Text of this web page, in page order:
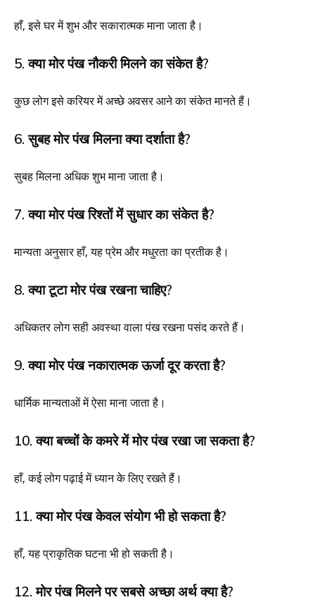
हाँ, इसे घर में शुभ और सकारात्मक माना जाता है।
5. क्या मोर पंख नौकरी मिलने का संकेत है?
कुछ लोग इसे करियर में अच्छे अवसर आने का संकेत मानते हैं।
6. सुबह मोर पंख मिलना क्या दर्शाता है?
सुबह मिलना अधिक शुभ माना जाता है।
7. क्या मोर पंख रिश्तों में सुधार का संकेत है?
मान्यता अनुसार हाँ, यह प्रेम और मधुरता का प्रतीक है।
8. क्या टूटा मोर पंख रखना चाहिए?
अधिकतर लोग सही अवस्था वाला पंख रखना पसंद करते हैं।
9. क्या मोर पंख नकारात्मक ऊर्जा दूर करता है?
धार्मिक मान्यताओं में ऐसा माना जाता है।
10. क्या बच्चों के कमरे में मोर पंख रखा जा सकता है?
हाँ, कई लोग पढ़ाई में ध्यान के लिए रखते हैं।
11. क्या मोर पंख केवल संयोग भी हो सकता है?
हाँ, यह प्राकृतिक घटना भी हो सकती है।
12. मोर पंख मिलने पर सबसे अच्छा अर्थ क्या है?